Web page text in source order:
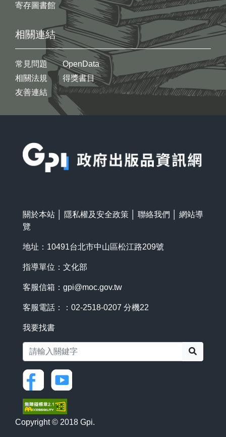
寄存圖書館
相關連結
常見問題
相關法規
友善連結
OpenData
得獎書目
關於本站 隱私權及安全政策 聯絡我們
網站導
覽
地址：10491台北市中山區松江路209號
指導單位：文化部
客服信箱： gpi@moc.gov.tw
客服電話：：02-2518-0207 分機22
我要找書
Copyright © 2018 Gpi.